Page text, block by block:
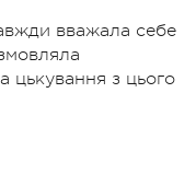
вважала себе
цькування з цього